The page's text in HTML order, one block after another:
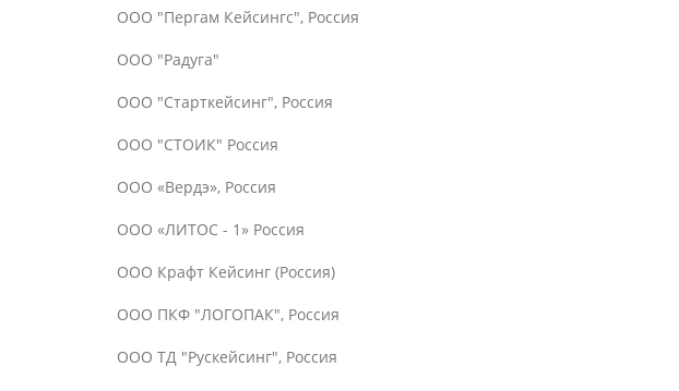
ООО "Пергам Кейсингс", Россия
ООО "Радуга"
ООО "Старткейсинг", Россия
ООО "СТОИК" Россия
ООО «Вердэ», Россия
ООО «ЛИТОС - 1» Россия
ООО Крафт Кейсинг (Россия)
ООО ПКФ "ЛОГОПАК", Россия
ООО ТД "Рускейсинг", Россия